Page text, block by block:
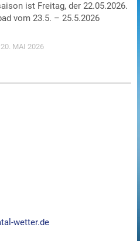
ist Freitag, der 22.05.2026.
vom 23.5. – 25.5.2026
20. MAI 2026
wetter.de